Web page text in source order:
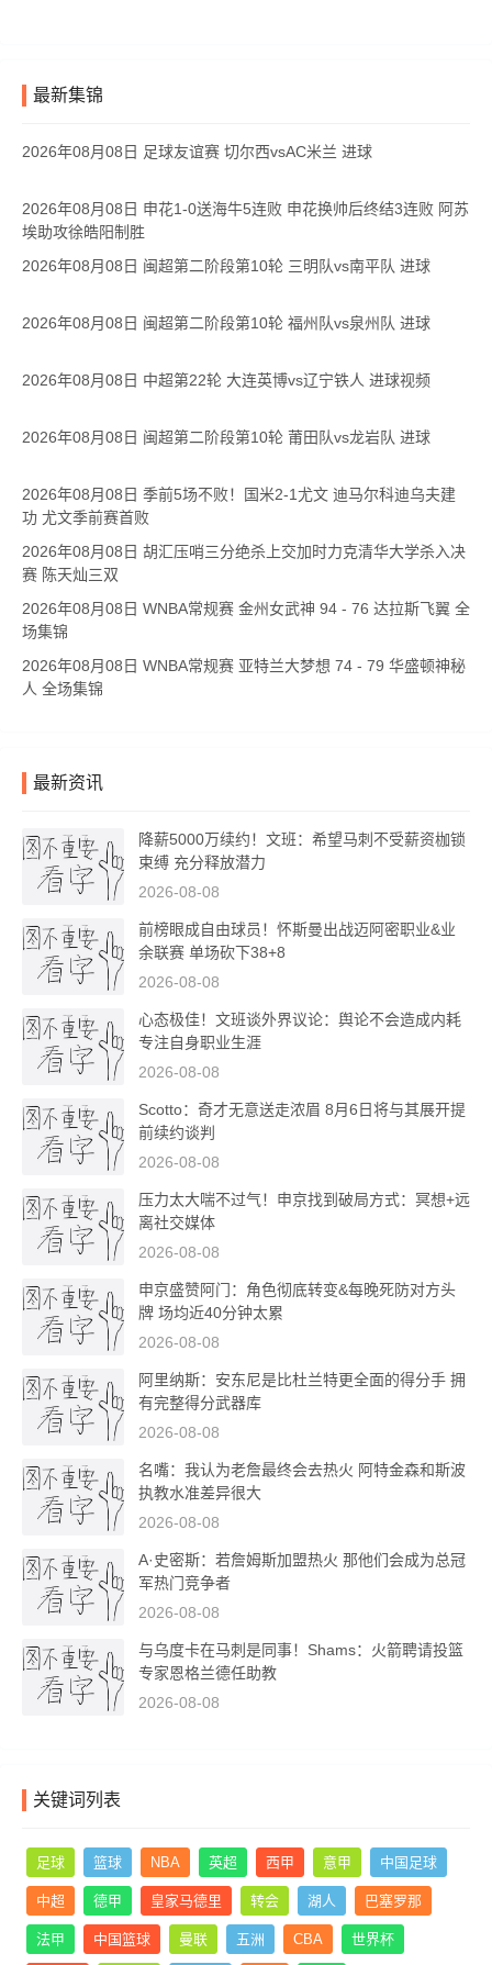
最新集锦
2026年08月08日 足球友谊赛 切尔西vsAC米兰 进球
2026年08月08日 申花1-0送海牛5连败 申花换帅后终结3连败 阿苏
埃助攻徐皓阳制胜
2026年08月08日 闽超第二阶段第10轮 三明队vs南平队 进球
2026年08月08日 闽超第二阶段第10轮 福州队vs泉州队 进球
2026年08月08日 中超第22轮 大连英博vs辽宁铁人 进球视频
2026年08月08日 闽超第二阶段第10轮 莆田队vs龙岩队 进球
2026年08月08日 季前5场不败！国米2-1尤文 迪马尔科迪乌夫建
功 尤文季前赛首败
2026年08月08日 胡汇压哨三分绝杀上交加时力克清华大学杀入决
赛 陈天灿三双
2026年08月08日 WNBA常规赛 金州女武神 94 - 76 达拉斯飞翼 全
场集锦
2026年08月08日 WNBA常规赛 亚特兰大梦想 74 - 79 华盛顿神秘
人 全场集锦
最新资讯
降薪5000万续约！文班：希望马刺不受薪资枷锁
束缚 充分释放潜力
2026-08-08
前榜眼成自由球员！怀斯曼出战迈阿密职业&业
余联赛 单场砍下38+8
2026-08-08
心态极佳！文班谈外界议论：舆论不会造成内耗
专注自身职业生涯
2026-08-08
Scotto：奇才无意送走浓眉 8月6日将与其展开提
前续约谈判
2026-08-08
压力太大喘不过气！申京找到破局方式：冥想+远
离社交媒体
2026-08-08
申京盛赞阿门：角色彻底转变&每晚死防对方头
牌 场均近40分钟太累
2026-08-08
阿里纳斯：安东尼是比杜兰特更全面的得分手 拥
有完整得分武器库
2026-08-08
名嘴：我认为老詹最终会去热火 阿特金森和斯波
执教水准差异很大
2026-08-08
A·史密斯：若詹姆斯加盟热火 那他们会成为总冠
军热门竞争者
2026-08-08
与乌度卡在马刺是同事！Shams：火箭聘请投篮
专家恩格兰德任助教
2026-08-08
关键词列表
足球 篮球 NBA 英超 西甲 意甲 中国足球
中超 德甲 皇家马德里 转会 湖人 巴塞罗那
法甲 中国篮球 曼联 五洲 CBA 世界杯